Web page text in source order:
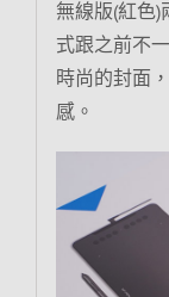
無線版(紅色
式跟之前不
時尚的封面
感。